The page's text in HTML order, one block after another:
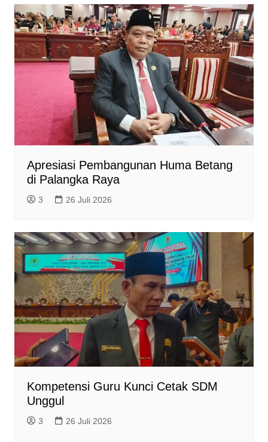
Apresiasi Pembangunan Huma Betang
di Palangka Raya
3 26 Juli 2026
Kompetensi Guru Kunci Cetak SDM
Unggul
3 26 Juli 2026